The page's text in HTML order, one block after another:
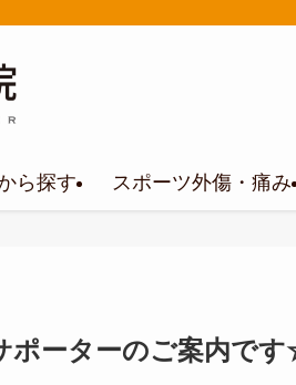
ら探す スポーツ外傷・痛み
ポーターのご案内で